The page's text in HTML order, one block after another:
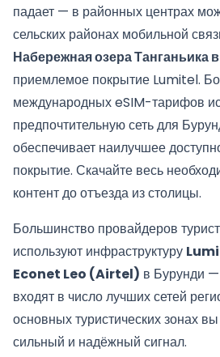
падает — в районных центрах
сельских районах мобильной
Набережная озера Танганьика
приемлемое покрытие Lumitel.
международных eSIM-тарифов
предпочтительную сеть для
обеспечивает наилучшее
покрытие. Скачайте весь
контент до отъезда из столицы.
Большинство провайдеров
используют инфраструктуру
Econet Leo (Airtel) в Бурунди
входят в число лучших сетей
основных туристических зонах
сильный и надёжный сигнал.